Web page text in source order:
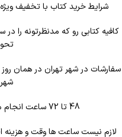
شرایط خرید کتاب با تخفیف
کافیه کتابی رو که مدنظرتونه را
سفارشات در شهر تهران در همان
لازم نیست ساعت ها وقت و هزینه